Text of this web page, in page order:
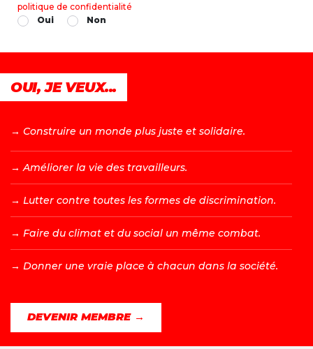
politique de confidentialité
Oui
Non
OUI, JE VEUX...
→ Construire un monde plus juste et solidaire.
→ Améliorer la vie des travailleurs.
→ Lutter contre toutes les formes de discrimination.
→ Faire du climat et du social un même combat.
→ Donner une vraie place à chacun dans la société.
DEVENIR MEMBRE →